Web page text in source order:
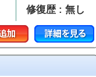
修復歴 : 無し